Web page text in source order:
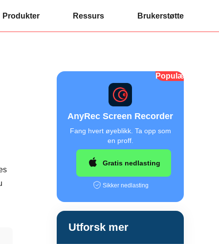
Produkter Ressurs Brukerstøtte
Populær
AnyRec Screen Recorder
Fang hvert øyeblikk. Ta opp som
en proff.
Gratis nedlasting
Sikker nedlasting
Utforsk mer